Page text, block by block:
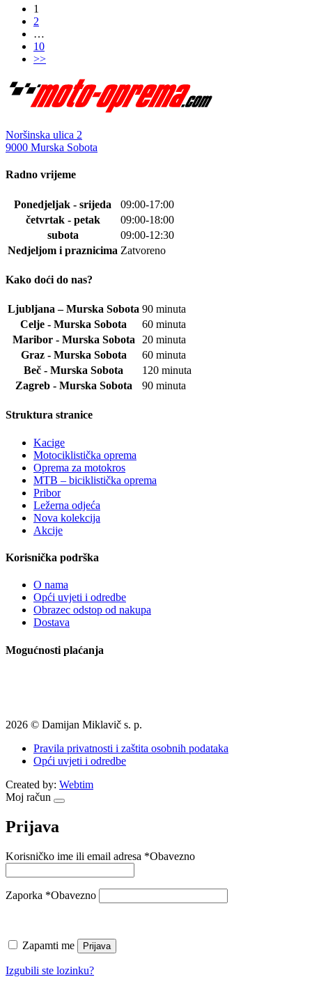
1
2
…
10
>>
Noršinska ulica 2
9000 Murska Sobota
Radno vrijeme
Ponedjeljak - srijeda
09:00-17:00
četvrtak - petak
09:00-18:00
subota
09:00-12:30
Nedjeljom i praznicima Zatvoreno
Kako doći do nas?
Ljubljana – Murska Sobota 90 minuta
Celje - Murska Sobota
60 minuta
Maribor - Murska Sobota
20 minuta
Graz - Murska Sobota
60 minuta
Beč - Murska Sobota
120 minuta
Zagreb - Murska Sobota
90 minuta
Struktura stranice
Kacige
Motociklistička oprema
Oprema za motokros
MTB – biciklistička oprema
Pribor
Ležerna odjeća
Nova kolekcija
Akcije
Korisnička podrška
O nama
Opći uvjeti i odredbe
Obrazec odstop od nakupa
Dostava
Mogućnosti plaćanja
2026 © Damijan Miklavič s. p.
Pravila privatnosti i zaštita osobnih podataka
Opći uvjeti i odredbe
Created by: Webtim
Moj račun
Prijava
Korisničko ime ili email adresa *Obavezno
Zaporka *Obavezno
Zapamti me Prijava
Izgubili ste lozinku?